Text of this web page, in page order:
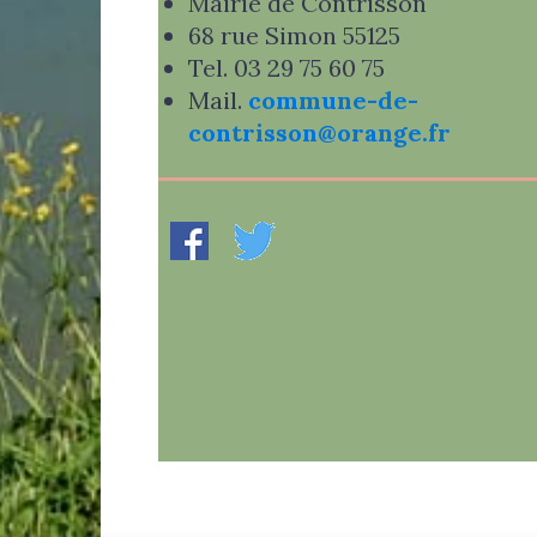
68 rue Simon 55125
Tel. 03 29 75 60 75
Mail. commune-de-
contrisson@orange.fr